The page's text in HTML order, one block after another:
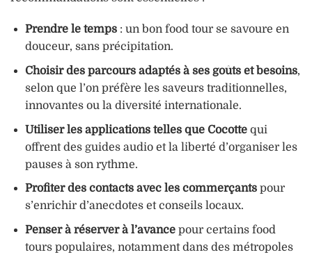
Prendre le temps: un bon food tour se savoure en
douceur, sans précipitation.
Choisir des parcours adaptés à ses goûts et besoins,
selon que l’on préfère les saveurs traditionnelles,
innovantes ou la diversité internationale.
Utiliser les applications telles que Cocottequi
offrent des guides audio et la liberté d’organiser les
pauses à son rythme.
Profiter des contacts avec les commerçantspour
s’enrichir d’anecdotes et conseils locaux.
Penser à réserver à l’avancepour certains food
tours populaires, notamment dans des métropoles